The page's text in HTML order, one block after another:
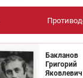
Бакланов
Григорий
Яковлевич